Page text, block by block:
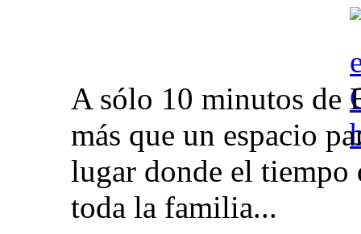
A sólo 10 minutos de
más que un espacio
lugar donde el tiempo
toda la familia...